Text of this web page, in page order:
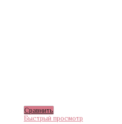
Сравнить
Быстрый просмотр